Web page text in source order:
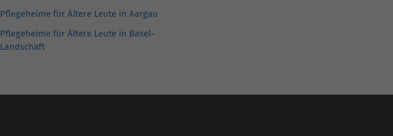
Pflegeheime für Ältere Leute in Aargau
Pflegeheime für Ältere Leute in Basel-
Landschaft